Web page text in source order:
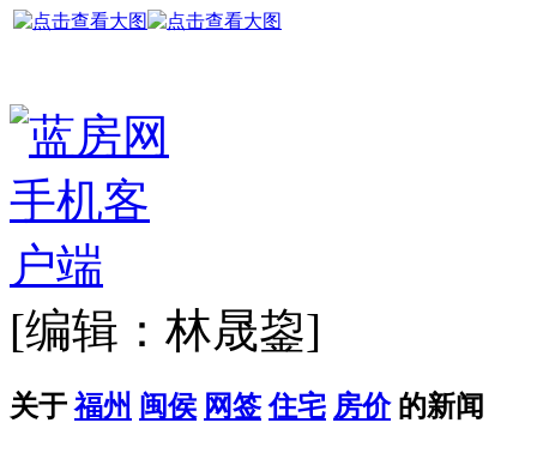
[编辑：林晟鋆]
关于 福州 闽侯 网签 住宅 房价 的新闻